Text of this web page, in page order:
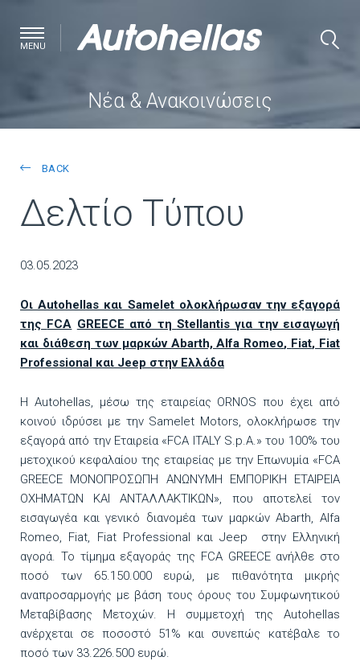
MENU
Νέα & Ανακοινώσεις
BACK
Δελτίο Τύπου
03.05.2023
Οι Autohellas και Samelet ολοκλήρωσαν την εξαγορά
της FCA GREECE από τη Stellantisγια την εισαγωγή
και διάθεση των μαρκών Abarth, Alfa Romeo, Fiat, Fiat
Professional και Jeep στην Ελλάδα
H Autohellas, μέσω της εταιρείας ORNOS που έχει από
κοινού ιδρύσει με την Samelet Motors, ολοκλήρωσε την
εξαγορά από την Εταιρεία «FCA ITALY S.p.A.» του 100% του
μετοχικού κεφαλαίου της εταιρείας με την Επωνυμία «FCA
GREECE ΜΟΝΟΠΡΟΣΩΠΗ ΑΝΩΝΥΜΗ ΕΜΠΟΡΙΚΗ ΕΤΑΙΡΕΙΑ
ΟΧΗΜΑΤΩΝ ΚΑΙ ΑΝΤΑΛΛΑΚΤΙΚΩΝ», που αποτελεί τον
εισαγωγέα και γενικό διανομέα των μαρκών Abarth, Alfa
Romeo, Fiat, Fiat Professional και Jeep στην Ελληνική
αγορά. Το τίμημα εξαγοράς της FCA GREECE ανήλθε στο
ποσό των 65.150.000 ευρώ, με πιθανότητα μικρής
αναπροσαρμογής με βάση τους όρους του Συμφωνητικού
Μεταβίβασης Μετοχών. Η συμμετοχή της Autohellas
ανέρχεται σε ποσοστό 51% και συνεπώς κατέβαλε το
ποσό των 33.226.500 ευρώ.